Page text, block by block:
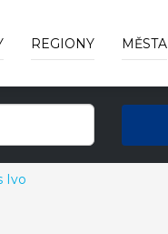
REGIONY MĚSTA
Ivo